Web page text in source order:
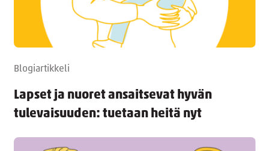
Blogiartikkeli
Lapset ja nuoret ansaitsevat hyvän
tulevaisuuden: tuetaan heitä nyt